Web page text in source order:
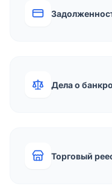
Дела о
Торговый